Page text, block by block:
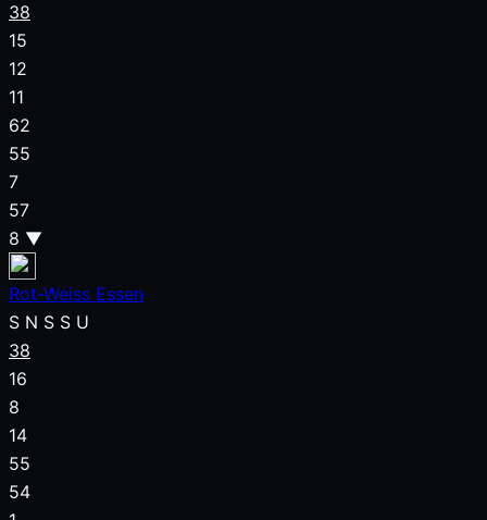
38
15
12
11
62
55
7
57
8 ▼
Rot-Weiss Essen
S N S S U
38
16
8
14
55
54